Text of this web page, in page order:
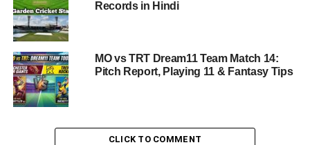
RCB vs KKR Dream11 Team (Suggested
Combinations)
टीम 2: ग्रैंड लीग (Mega Contest)
प्रमुख खिलाड़ी बैटल (Player Battles to Watch)
विशेषज्ञों की राय
Records in Hindi
MO vs TRT Dream11 Team Match 14:
Pitch Report, Playing 11 & Fantasy Tips
CLICK TO COMMENT